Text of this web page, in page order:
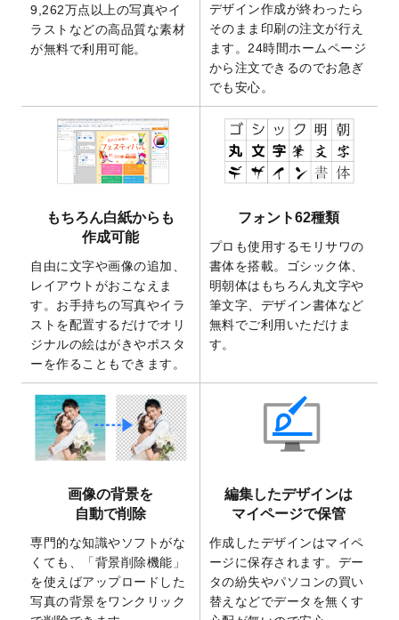
開いたしました。
2025/9/30
【新商品】クリアファイルバッグ が作成で
きるようになりました！
2026年午年の年賀状デザインテンプレート
を公開いたしました。
2025/9/10
喪中はがき・寒中見舞いのデザインテンプ
レートを公開いたしました。
2025/8/1
9,160万点以上の写真やイラスト素材が無料
2025/7/30
キャンバスプリントのデザインテンプレー
トを追加いたしました。
2025/6/30
暑中見舞いのデザインテンプレートを追加
しました。
2025/6/27
キャンバスプリントのデザインテンプレー
トを追加いたしました。
2025/6/24
2026年版1月始まりのカレンダーデザイン
テンプレートを公開いたしました。
2025/6/9
「背景削除機能
」を実装しました。
2025/4/3
DMのデザインテンプレートを追加しまし
た。
を追加しました。
マスキングテープのデザインテンプレート
を追加しました。
2025/1/15
配置できるデータ形式が増えました。
（pdf、psd、eps、tifに対応）
2024/12/24
2025年版4月始まりのカレンダーデザイン
9,262万点以上の写真やイ
ラストなどの高品質な素材
が無料で利用可能。
デザイン作成が終わったら
そのまま印刷の注文が行え
ます。24時間ホームページ
から注文できるのでお急ぎ
でも安心。
もちろん白紙からも
作成可能
自由に文字や画像の追加、
レイアウトがおこなえま
す。お手持ちの写真やイラ
ストを配置するだけでオリ
ジナルの絵はがきやポスタ
ーを作ることもできます。
フォント62種類
プロも使用するモリサワの
書体を搭載。ゴシック体、
明朝体はもちろん丸文字や
筆文字、デザイン書体など
無料でご利用いただけま
す。
画像の背景を
自動で削除
専門的な知識やソフトがな
くても、「背景削除機能」
を使えばアップロードした
写真の背景をワンクリック
編集したデザインは
マイページで保管
作成したデザインはマイペ
ージに保存されます。デー
タの紛失やパソコンの買い
替えなどでデータを無くす